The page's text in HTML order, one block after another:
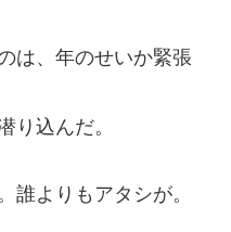
は、年のせいか緊張
り込んだ。
よりもアタシが。